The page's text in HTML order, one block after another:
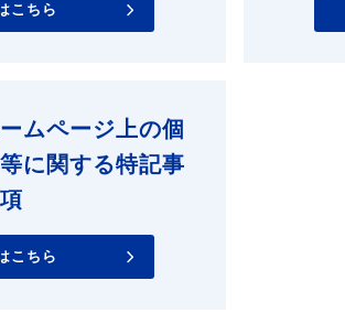
こちら
ムページ上の個
に関する特記事
項
こちら